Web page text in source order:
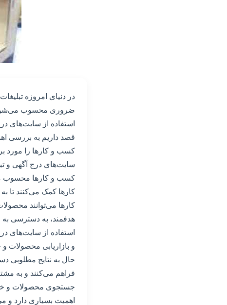
در دنیای امروزه
ضروری محسوب می‌شود.
استفاده از سایت‌های
قصد داریم به بررسی
کسب و کارها را مورد
سایت‌های درج آگهی و
کسب و کارها محسوب
کارها کمک می‌کنند تا
کارها می‌توانند
هدفمند، به دسترسی به
استفاده از سایت‌های
و بازاریابی محصولات و
حال به نتایج مطلوبی
فراهم می‌کنند و به
جستجوی محصولات و
اهمیت بسیاری دارد و